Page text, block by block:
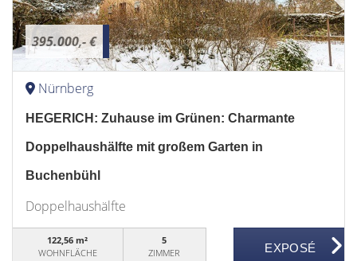
395.000,- €
Nürnberg
HEGERICH: Zuhause im Grünen: Charmante
Doppelhaushälfte mit großem Garten in
Buchenbühl
Doppelhaushälfte
122,56 m²
WOHNFLÄCHE
5
ZIMMER